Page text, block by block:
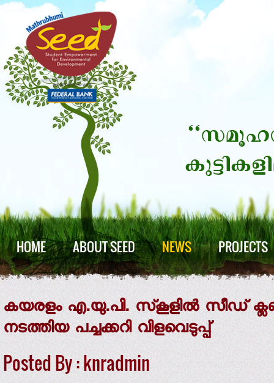
HOME ABOUT SEED NEWS PROJECTS
കയരളം എ.യു.പി. സ്‌കൂളില്‍ സീഡ്
നടത്തിയ പച്ചക്കറി വിളവെടുപ്പ്
Posted By : knradmin